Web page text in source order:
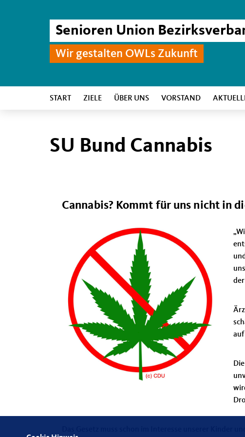
Senioren Union
Wir gestalten OWLs Zukunft
START ZIELE ÜBER UNS VORSTAND
SU Bund Cannabis
Cannabis? Kommt für uns nicht in
auf